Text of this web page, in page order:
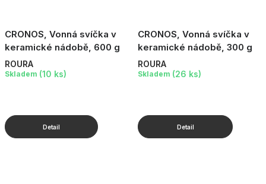
CRONOS, Vonná svíčka v
keramické nádobě, 600 g
ROURA
Skladem (10 ks)
CRONOS, Vonná svíčka v
keramické nádobě, 300 g
ROURA
Skladem (26 ks)